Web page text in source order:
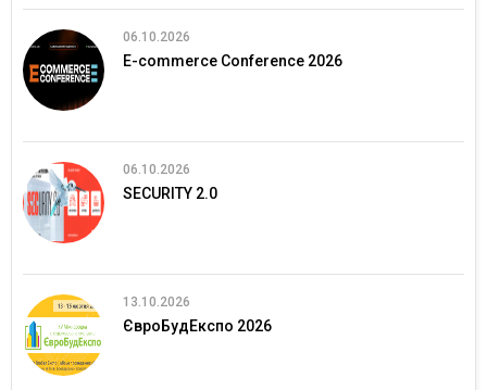
06.10.2026
E-commerce Conference 2026
06.10.2026
SECURITY 2.0
13.10.2026
ЄвроБудЕкспо 2026